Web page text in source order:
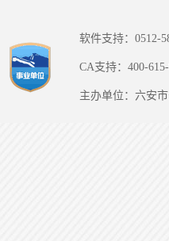
软件支持：0512-
CA支持：400-
主办单位：六安